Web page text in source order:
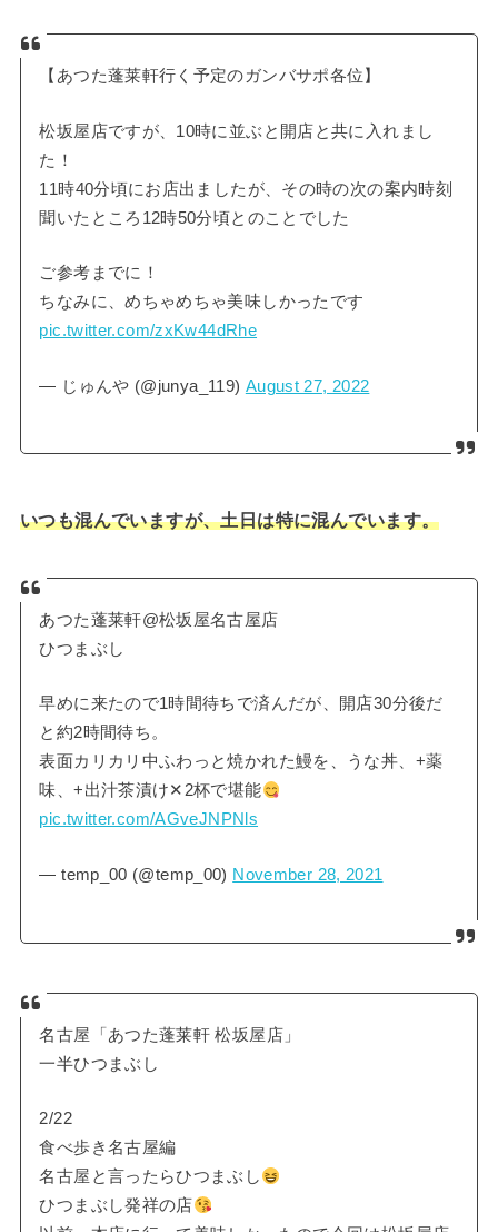
【あつた蓬莱軒行く予定のガンバサポ各位】
松坂屋店ですが、10時に並ぶと開店と共に入れまし
た！
11時40分頃にお店出ましたが、その時の次の案内時刻
聞いたところ12時50分頃とのことでした
ご参考までに！
ちなみに、めちゃめちゃ美味しかったです
pic.twitter.com/zxKw44dRhe
— じゅんや (@junya_119) August 27, 2022
いつも混んでいますが、土日は特に混んでいます。
あつた蓬莱軒@松坂屋名古屋店
ひつまぶし
早めに来たので1時間待ちで済んだが、開店30分後だ
と約2時間待ち。
表面カリカリ中ふわっと焼かれた鰻を、うな丼、+薬
味、+出汁茶漬け✕2杯で堪能
pic.twitter.com/AGveJNPNls
— temp_00 (@temp_00) November 28, 2021
名古屋「あつた蓬莱軒 松坂屋店」
一半ひつまぶし
2/22
食べ歩き名古屋編
名古屋と言ったらひつまぶし
ひつまぶし発祥の店